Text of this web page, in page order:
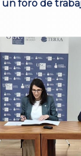
un foro de